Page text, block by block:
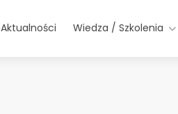
Aktualności Wiedza / Szkolenia